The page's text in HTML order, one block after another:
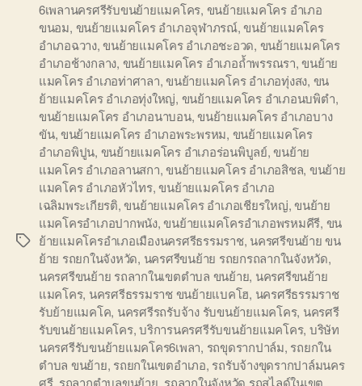
Tags
6เพลานครศรีรับขนย้ายแมคโคร, ขนย้ายแมคโคร อำเภอ
ขนอม, ขนย้ายแมคโคร อำเภอจุฬาภรณ์,ขนย้ายแมคโคร
อำเภอฉวาง,ขนย้ายแมคโคร อำเภอชะอวด, ขนย้ายแมคโคร
อำเภอช้างกลาง, ขนย้ายแมคโคร อำเภอถ้ำพรรณรา,ขนย้าย
แมคโคร อำเภอท่าศาลา,ขนย้ายแมคโคร อำเภอทุ่งสง, ขน
ย้ายแมคโคร อำเภอทุ่งใหญ่, ขนย้ายแมคโคร อำเภอนบพิตำ,
ขนย้ายแมคโคร อำเภอนาบอน,ขนย้ายแมคโคร อำเภอบาง
ขัน,ขนย้ายแมคโคร อำเภอพระพรหม, ขนย้ายแมคโคร
อำเภอพิปูน, ขนย้ายแมคโคร อำเภอร่อนพิบูลย์,ขนย้าย
แมคโคร อำเภอลานสกา,ขนย้ายแมคโคร อำเภอสิชล, ขนย้าย
แมคโคร อำเภอหัวไทร,ขนย้ายแมคโคร อำเภอ
เฉลิมพระเกียรติ,ขนย้ายแมคโคร อำเภอเชียรใหญ่,ขนย้าย
แมคโครอำเภอปากพนัง,ขนย้ายแมคโครอำเภอพรหมคีรี, ขน
ย้ายแมคโครอำเภอเมืองนครศรีธรรมราช, นครศรีขนย้าย ขน
ย้าย รถยกในจังหวัด, นครศรีขนย้าย รถยกรถลากในจังหวัด,
นครศรีขนย้าย รถลากในเขตตำบล ขนย้าย, นครศรีขนย้าย
แมคโคร, นครศรีธรรมราช ขนย้ายแบคโฮ, นครศรีธรรมราช
รับย้ายแมคโค, นครศรีรถรับจ้าง รับขนย้ายแมคโคร, นครศรี
รับขนย้ายแมคโคร,บริการนครศรีรับขนย้ายแมคโคร, บริษัท
นครศรีรับขนย้ายแมคโคร6เพลา, รถขุดรากปาล์ม, รถยกใน
ตำบล ขนย้าย, รถยกในเขตอำเภอ, รถรับจ้างขุดรากปาล์มนคร
ศรี, รถลากตำบลขนย้าย รถลากในจังหวัด รถสไลด์ในเขต